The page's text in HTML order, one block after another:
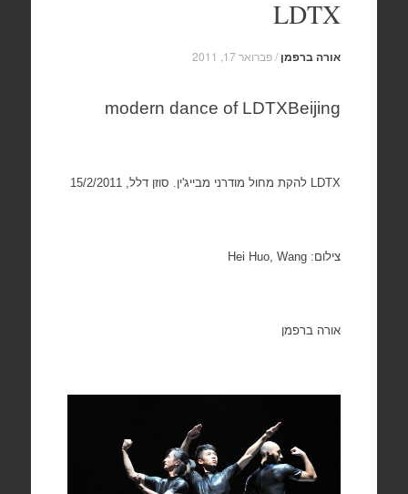
LDTX
אורה ברפמן /פברואר 17, 2011
Beijing
modern dance of LDTX
LDTX להקת מחול מודרני מבייג'ין. סוזן דלל, 15/2/2011
צילום: Hei Huo, Wang
אורה ברפמן